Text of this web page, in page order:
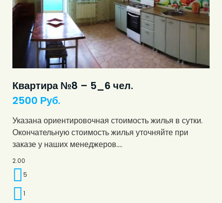
2.00
5
1
Квартира №8 – 5_6 чел.
2500 Руб.
Указана ориентировочная стоимость жилья в сутки.
Окончательную стоимость жилья уточняйте при
заказе у наших менеджеров.…